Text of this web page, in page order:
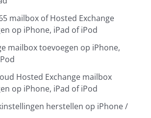
licenties
mailbox of Hosted Exchange
op iPhone, iPad of iPod
mailbox toevoegen op iPhone,
Hosted Exchange mailbox
op iPhone, iPad of iPod
herstellen op iPhone /